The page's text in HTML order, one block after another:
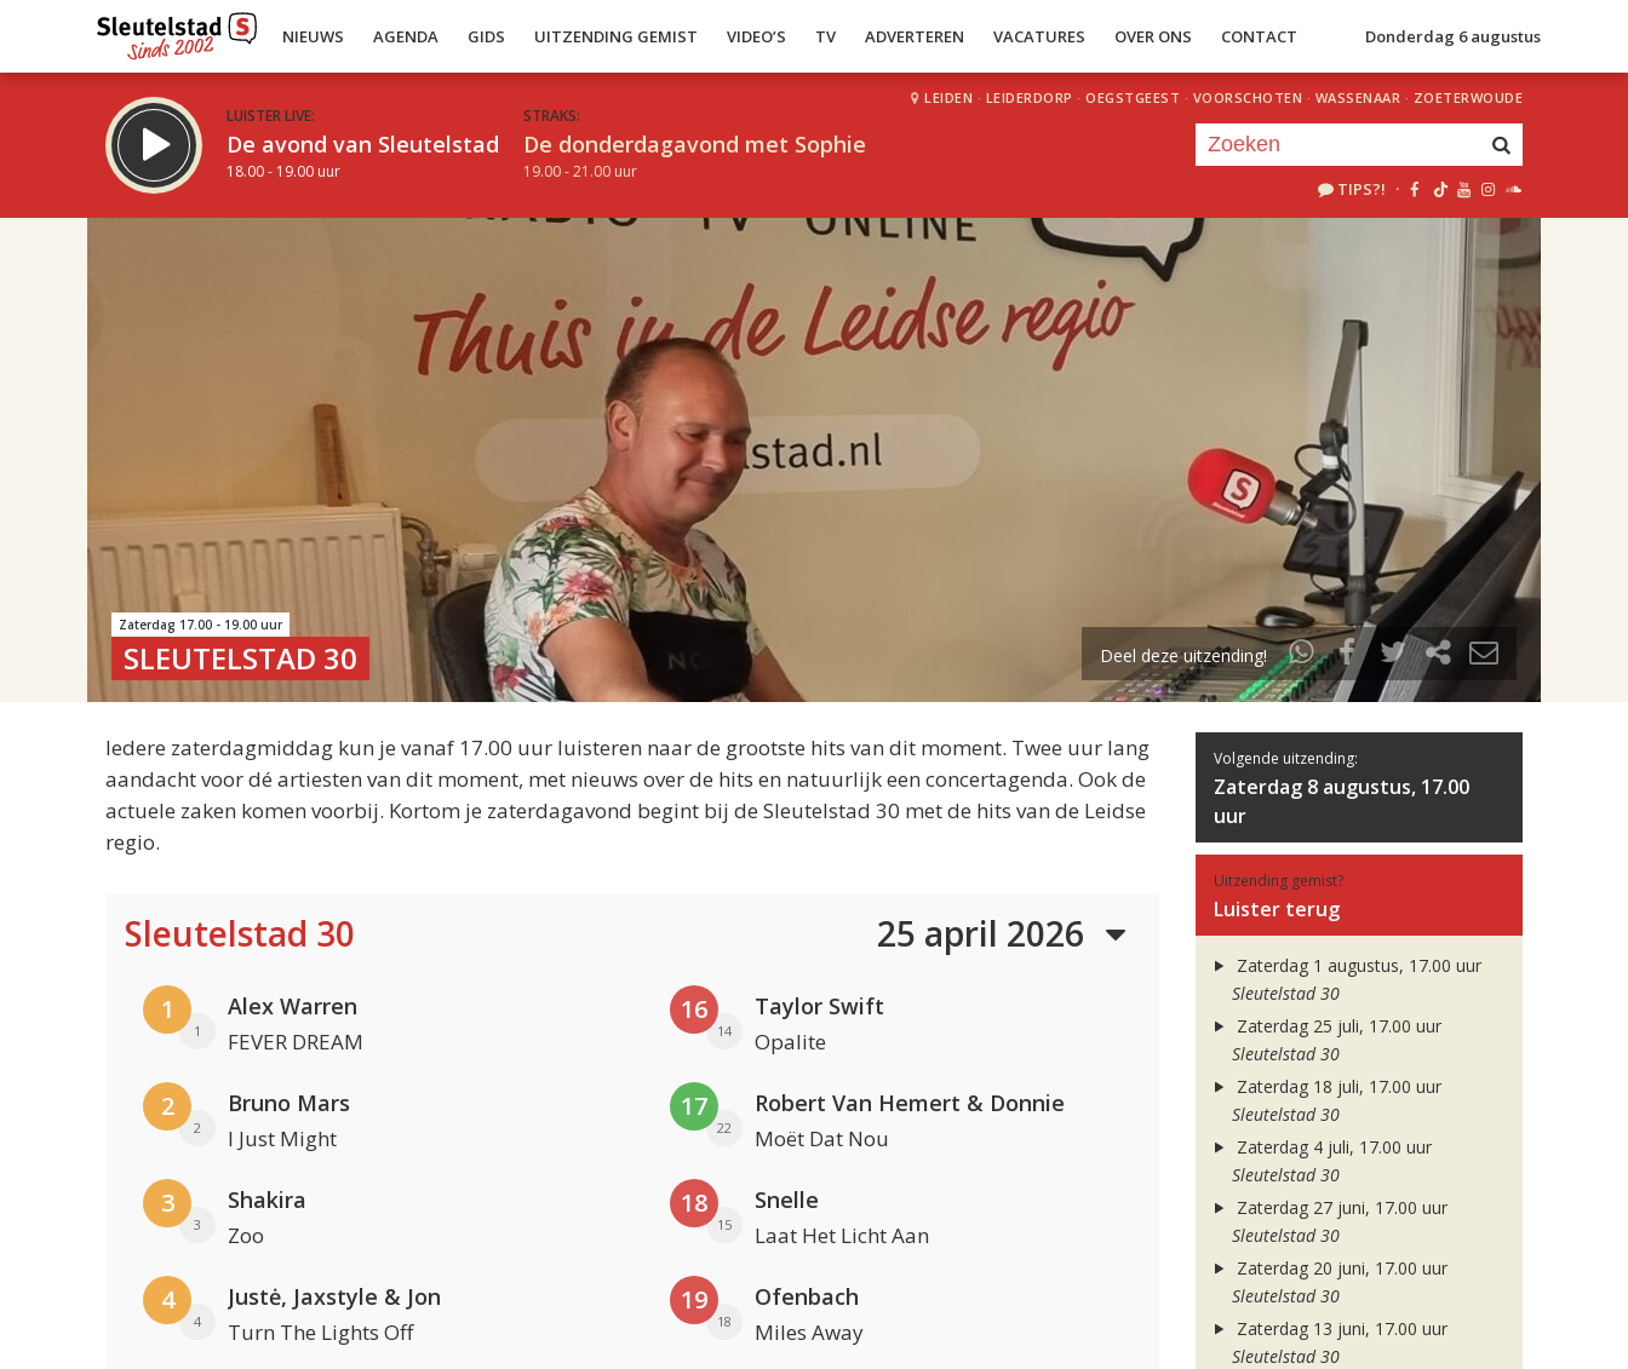
NIEUWS AGENDA GIDS UITZENDING GEMIST VIDEO’S TV ADVERTEREN VACATURES OVER ONS CONTACT Donderdag 6 augustus
LUISTER LIVE:
De avond van Sleutelstad
18.00 - 19.00 uur
STRAKS:
De donderdagavond met Sophie
19.00 - 21.00 uur
LEIDEN · LEIDERDORP · OEGSTGEEST · VOORSCHOTEN · WASSENAAR · ZOETERWOUDE
TIPS?! ·
uur 1 van 2
Volgend uur
Zaterdag 17.00 - 19.00 uur
SLEUTELSTAD 30 Deel deze uitzending!
Iedere zaterdagmiddag kun je vanaf 17.00 uur luisteren naar de grootste hits van dit moment. Twee uur lang
aandacht voor dé artiesten van dit moment, met nieuws over de hits en natuurlijk een concertagenda. Ook de
actuele zaken komen voorbij. Kortom je zaterdagavond begint bij de Sleutelstad 30 met de hits van de Leidse
regio.
Sleutelstad 30 25 april 2026
1
1
Alex Warren
FEVER DREAM
2
2
Bruno Mars
I Just Might
3
3
Shakira
Zoo
4
4
Justė, Jaxstyle & Jon
Turn The Lights Off
16
14
Taylor Swift
Opalite
17
22
Robert Van Hemert & Donnie
Moët Dat Nou
18
15
Snelle
Laat Het Licht Aan
19
18
Ofenbach
Miles Away
Volgende uitzending:
Zaterdag 8 augustus, 17.00
uur
Uitzending gemist?
Luister terug
Zaterdag 1 augustus, 17.00 uur
Sleutelstad 30
Zaterdag 25 juli, 17.00 uur
Sleutelstad 30
Zaterdag 18 juli, 17.00 uur
Sleutelstad 30
Zaterdag 4 juli, 17.00 uur
Sleutelstad 30
Zaterdag 27 juni, 17.00 uur
Sleutelstad 30
Zaterdag 20 juni, 17.00 uur
Sleutelstad 30
Zaterdag 13 juni, 17.00 uur
Sleutelstad 30